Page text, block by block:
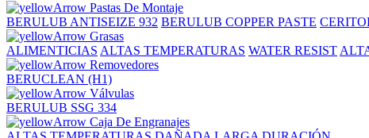
Pastas De Montaje
BERULUB ANTISEIZE 932 BERULUB COPPER PASTE
Grasas
ALIMENTICIAS ALTAS TEMPERATURAS WATER RESIST
Removedores
BERUCLEAN (H1)
Válvulas
BERULUB SSG 334
Caja De Engranajes